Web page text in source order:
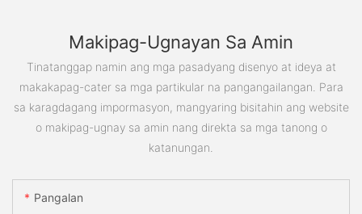
Makipag-Ugnayan Sa Amin
Tinatanggap namin ang mga pasadyang disenyo at ideya at
makakapag-cater sa mga partikular na pangangailangan. Para
sa karagdagang impormasyon, mangyaring bisitahin ang website
o makipag-ugnay sa amin nang direkta sa mga tanong o
katanungan.
Pangalan